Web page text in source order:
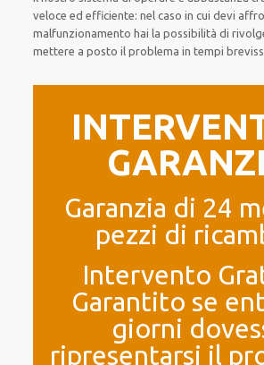
veloce ed efficiente: nel caso in cuidevi
malfunzionamento hai la possibilità di
mettere a posto ilproblema in tempi
Garanzia di 24
pezzi di
Intervento
Garantito se
giorni
ripresentarsi il